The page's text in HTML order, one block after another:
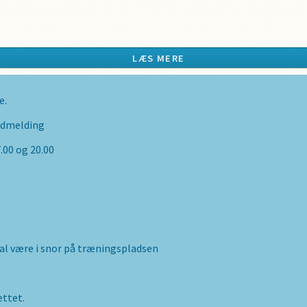
og fører, kontakt og samarbejde, hvalpens indlæring,
på græsset
hvalpens vaccinationspapirer (pas/sundhedsbog) og en
ikke færdig vaccineret skal der kunne fremvises at
LÆS MERE
og 20.00
være i snor på træningspladsen